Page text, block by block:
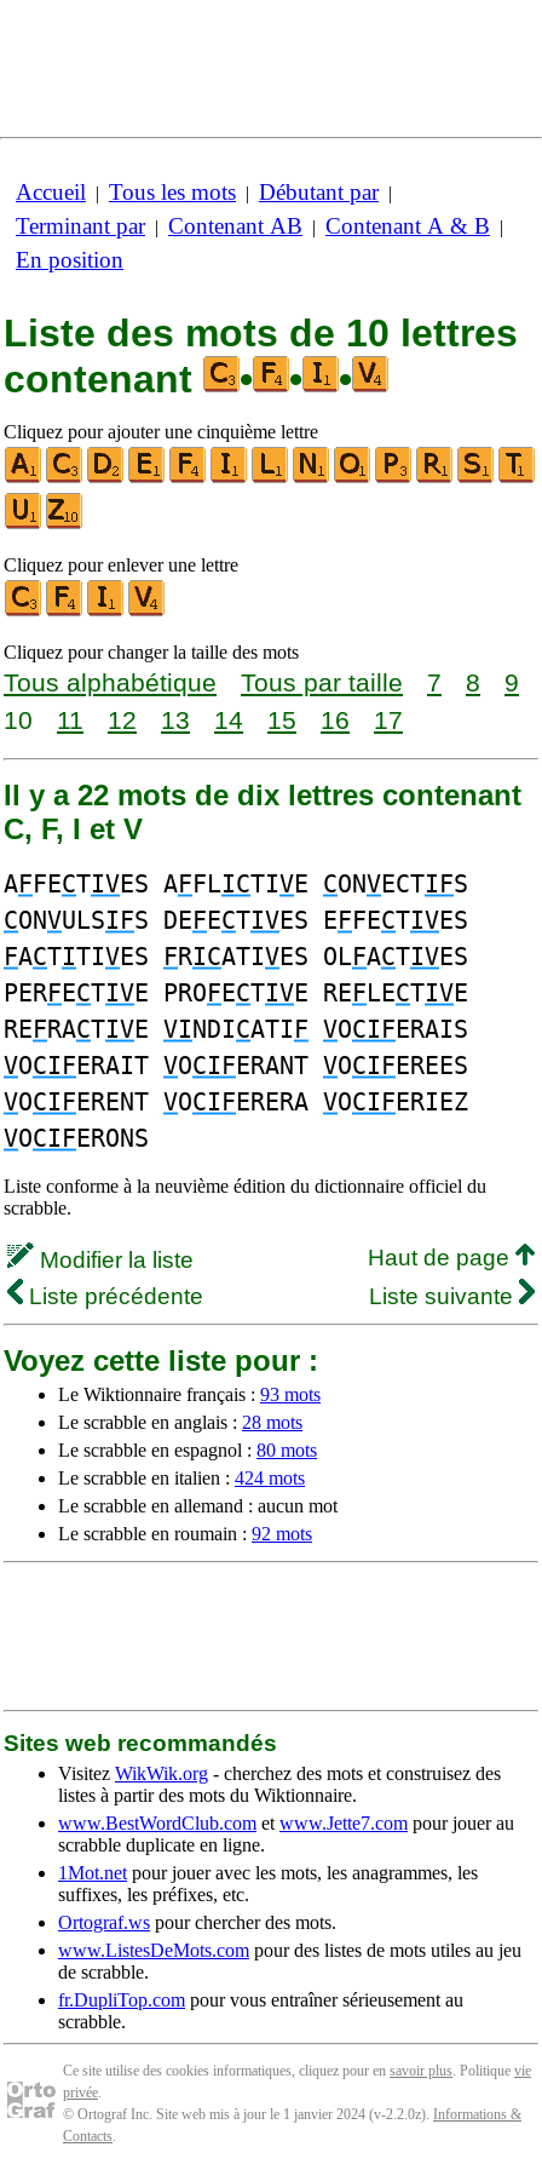
Accueil | Tous les mots | Débutant par|
Terminant par| Contenant AB | Contenant A & B |
En position
Liste des mots de 10 lettres
contenant
• • •
Cliquez pour ajouter une cinquième lettre
Cliquez pour enlever une lettre
Cliquez pour changer la taille des mots
Tous alphabétique Tous par taille 7 8
9
10
11 12 13 14 15 16 17
Il y a 22 mots de dix lettres contenant
C, F, I et V
AFFECTIVES AFFLICTIVE CONVECTIFS
CONVULSIFS DEFECTIVES EFFECTIVES
FACTITIVES FRICATIVES OLFACTIVES
PERFECTIVE PROFECTIVE REFLECTIVE
REFRACTIVE VINDICATIF VOCIFERAIS
VOCIFERAIT VOCIFERANT VOCIFEREES
VOCIFERENT VOCIFERERA VOCIFERIEZ
VOCIFERONS
Liste conforme à la neuvième édition du dictionnaire officiel du
scrabble.
Modifier la liste
Haut de page
Liste précédente
Liste suivante
Voyez cette liste pour :
Le Wiktionnaire français : 93 mots
Le scrabble en anglais : 28 mots
Le scrabble en espagnol : 80 mots
Le scrabble en italien : 424 mots
Le scrabble en allemand : aucun mot
Le scrabble en roumain : 92 mots
Sites web recommandés
Visitez WikWik.org - cherchez des mots et construisez des
listes à partir des mots du Wiktionnaire.
www.BestWordClub.com et www.Jette7.com pour jouer au
scrabble duplicate en ligne.
1Mot.net pour jouer avec les mots, les anagrammes, les
suffixes, les préfixes, etc.
Ortograf.ws pour chercher des mots.
www.ListesDeMots.com pour des listes de mots utiles au jeu
de scrabble.
fr.DupliTop.com pour vous entraîner sérieusement au
scrabble.
Ce site utilise des cookies informatiques, cliquez pour en savoir plus. Politique vie
privée.
© Ortograf Inc. Site web mis à jour le 1 janvier 2024 (v-2.2.0z). Informations &
Contacts.